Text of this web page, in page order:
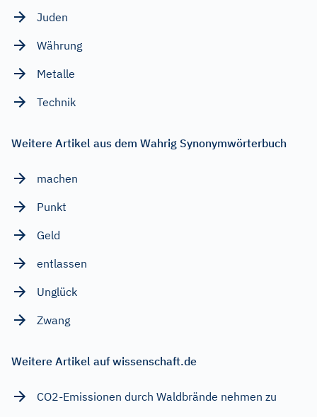
Juden
Währung
Metalle
Technik
Weitere Artikel aus dem Wahrig Synonymwörterbuch
machen
Punkt
Geld
entlassen
Unglück
Zwang
Weitere Artikel auf wissenschaft.de
CO2-Emissionen durch Waldbrände nehmen zu